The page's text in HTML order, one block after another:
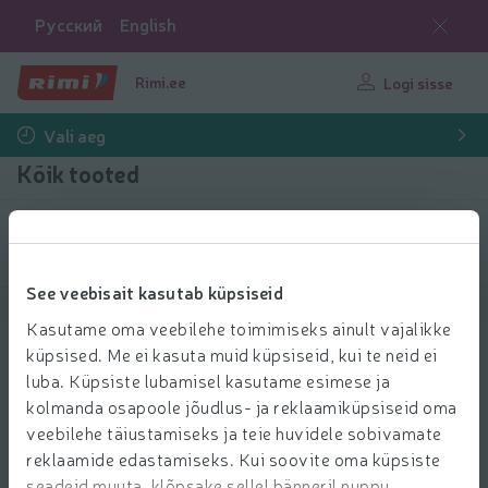
See veebisait kasutab küpsiseid
Kasutame oma veebilehe toimimiseks ainult vajalikke
küpsised. Me ei kasuta muid küpsiseid, kui te neid ei
luba. Küpsiste lubamisel kasutame esimese ja
kolmanda osapoole jõudlus- ja reklaamiküpsiseid oma
veebilehe täiustamiseks ja teie huvidele sobivamate
reklaamide edastamiseks. Kui soovite oma küpsiste
Русский English
Rimi.ee Logi sisse
Vali aeg
Kõik tooted
Filtreeri tooteid
Näita tooteid
Lambapiimajuust El Pastro 54% kg
22.89 € per kg
2289 Hind ühiku kohta: 22,89 €/kg
22,89 €/kg
Lisa ostukorvi